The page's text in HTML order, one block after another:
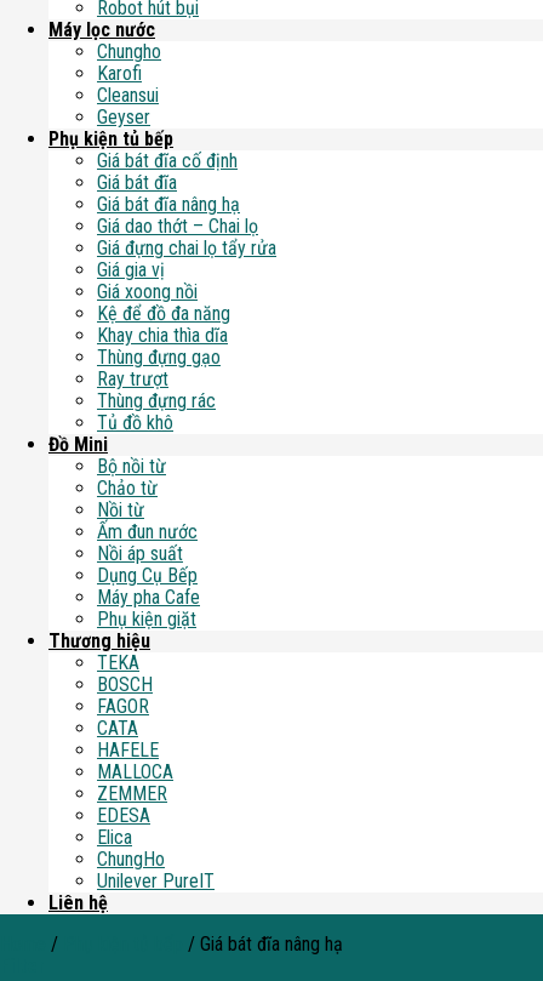
Robot hút bụi
Máy lọc nước
Chungho
Karofi
Cleansui
Geyser
Phụ kiện tủ bếp
Giá bát đĩa cố định
Giá bát đĩa
Giá bát đĩa nâng hạ
Giá dao thớt – Chai lọ
Giá đựng chai lọ tẩy rửa
Giá gia vị
Giá xoong nồi
Kệ để đồ đa năng
Khay chia thìa dĩa
Thùng đựng gạo
Ray trượt
Thùng đựng rác
Tủ đồ khô
Đồ Mini
Bộ nồi từ
Chảo từ
Nồi từ
Ấm đun nước
Nồi áp suất
Dụng Cụ Bếp
Máy pha Cafe
Phụ kiện giặt
Thương hiệu
TEKA
BOSCH
FAGOR
CATA
HAFELE
MALLOCA
ZEMMER
EDESA
Elica
ChungHo
Unilever PureIT
Liên hệ
/ / Giá bát đĩa nâng hạ